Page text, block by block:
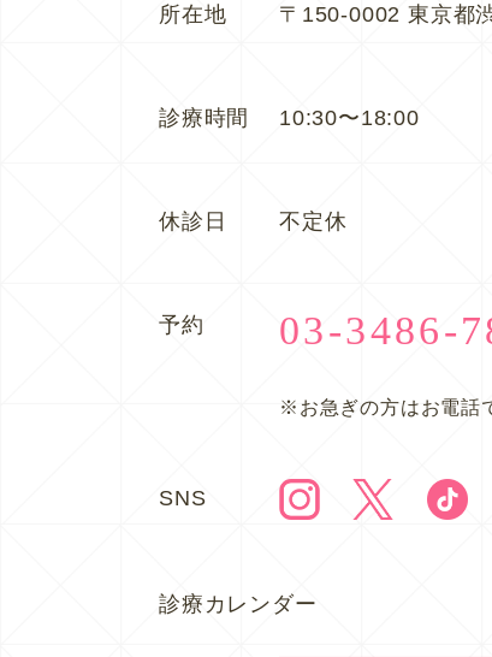
所在地 〒150-0002 東京都
診療時間 10:30〜18:00
休診日 不定休
予約 03-3486-
※お急ぎの方はお電話
SNS
診療カレンダー